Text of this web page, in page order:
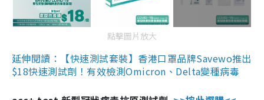
點擊圖片放大
延伸閱讀：【快速測試套裝】香港口罩品牌Savewo推出
$18快速測試劑！有效檢測Omicron、Delta變種病毒